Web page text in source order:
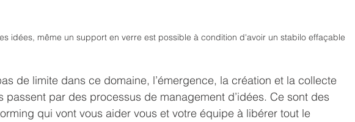
idées, même un support en verre est possible à condition d'avoir un stabilo effaçable
de limite dans ce domaine, l’émergence, la création et la collecte
passent par des processus de management d’idées. Ce sont des
qui vont vous aider vous et votre équipe à libérer tout le